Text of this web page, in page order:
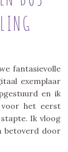
fantasievolle
exemplaar
en ik
het eerst
Ik vloog
betoverd door